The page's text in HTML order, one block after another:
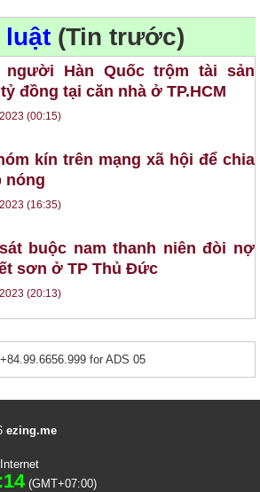
luật (Tin trước)
người Hàn Quốc trộm tài sản
đồng tại căn nhà ở TP.HCM
(00:15)
kín trên mạng xã hội để chia
nóng
(16:35)
buộc nam thanh niên đòi nợ
sơn ở TP Thủ Đức
(20:13)
for ADS 05
ezing.me
(GMT+07:00)